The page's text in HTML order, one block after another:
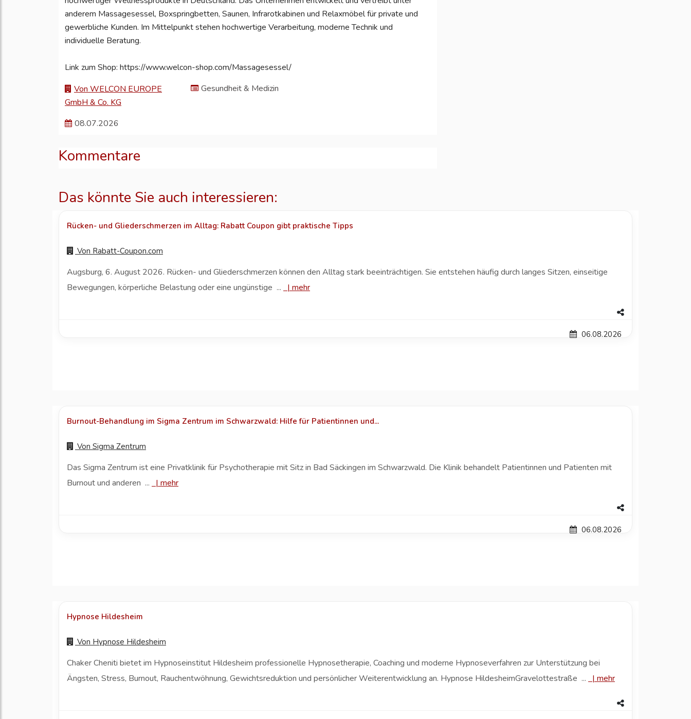
anderem Massagesessel, Boxspringbetten, Saunen, Infrarotkabinen und Relaxmöbel für private und
gewerbliche Kunden. Im Mittelpunkt stehen hochwertige Verarbeitung, moderne Technik und
individuelle Beratung.
Link zum Shop: https://www.welcon-shop.com/Massagesessel/
Von WELCON EUROPE
GmbH & Co. KG
Gesundheit & Medizin
08.07.2026
Kommentare
Das könnte Sie auch interessieren:
Rücken- und Gliederschmerzen im Alltag: Rabatt Coupon gibt praktische Tipps
Von Rabatt-Coupon.com
Augsburg, 6. August 2026. Rücken- und Gliederschmerzen können den Alltag stark beeinträchtigen. Sie entstehen häufig durch langes Sitzen, einseitige
Bewegungen, körperliche Belastung oder eine ungünstige ... |mehr
06.08.2026
Burnout-Behandlung im Sigma Zentrum im Schwarzwald: Hilfe für Patientinnen und...
Von Sigma Zentrum
Das Sigma Zentrum ist eine Privatklinik für Psychotherapie mit Sitz in Bad Säckingen im Schwarzwald. Die Klinik behandelt Patientinnen und Patienten mit
Burnout und anderen ... |mehr
06.08.2026
Hypnose Hildesheim
Von Hypnose Hildesheim
Chaker Cheniti bietet im Hypnoseinstitut Hildesheim professionelle Hypnosetherapie, Coaching und moderne Hypnoseverfahren zur Unterstützung bei
Ängsten, Stress, Burnout, Rauchentwöhnung, Gewichtsreduktion und persönlicher Weiterentwicklung an. Hypnose HildesheimGravelottestraße ... |mehr